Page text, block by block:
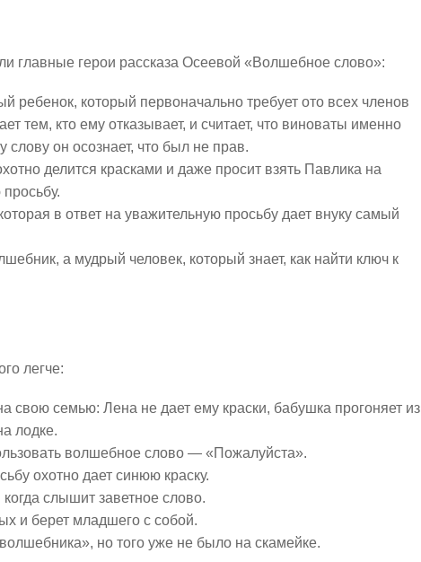
главные герои рассказа Осеевой «Волшебное слово»:
ребенок, который первоначально требует ото всех членов
тем, кто ему отказывает, и считает, что виноваты именно
он осознает, что был не прав.
делится красками и даже просит взять Павлика на
в ответ на уважительную просьбу дает внуку самый
а мудрый человек, который знает, как найти ключ к
легче:
свою семью: Лена не дает ему краски, бабушка прогоняет из
лодке.
волшебное слово — «Пожалуйста».
охотно дает синюю краску.
слышит заветное слово.
и берет младшего с собой.
но того уже не было на скамейке.